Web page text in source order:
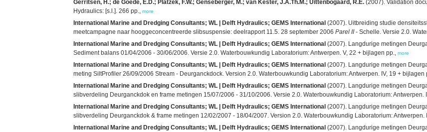
Gerritsen, H.; de Goede, E.D.; Platzek, F.W.; Genseberger, M.; van Kester, J.A.Th.M.; Uittenbogaard, R.E. (2007). Validation
Hydraulics: [s.l.]. 266 pp., more
International Marine and Dredging Consultants; WL | Delft Hydraulics; GEMS International (2007). Uitbreiding studie
meetcampagne naar hooggeconcentreerde slibsuspensie: deelrapport 11.5. 28 september 2006 Parel II - Schelle. Versie 2.0.
International Marine and Dredging Consultants; WL | Delft Hydraulics; GEMS International (2007). Langdurige metingen
Sediment balans 01/04/2006 - 30/06/2006. Versie 2.0. Waterbouwkundig Laboratorium: Antwerpen. V, 22 + bijlagen pp., more
International Marine and Dredging Consultants; WL | Delft Hydraulics; GEMS International (2007). Langdurige metingen
meting SiltProfiler 26/09/2006 Stream - Deurganckdock. Version 2.0. Waterbouwkundig Laboratorium: Antwerpen. IV, 19 + bijlagen
International Marine and Dredging Consultants; WL | Delft Hydraulics; GEMS International (2007). Langdurige metingen
slibverdeling Deurganckdok en frame metingen 15/07/2006 - 31/10/2006. Versie 2.0. Waterbouwkundig Laboratorium: Antwerpen.
International Marine and Dredging Consultants; WL | Delft Hydraulics; GEMS International (2007). Langdurige metingen
slibverdeling Deurganckdok & frame metingen 12/02/2007 - 18/04/2007. Version 2.0. Waterbouwkundig Laboratorium: Antwerpen.
International Marine and Dredging Consultants; WL | Delft Hydraulics; GEMS International (2007). Langdurige metingen